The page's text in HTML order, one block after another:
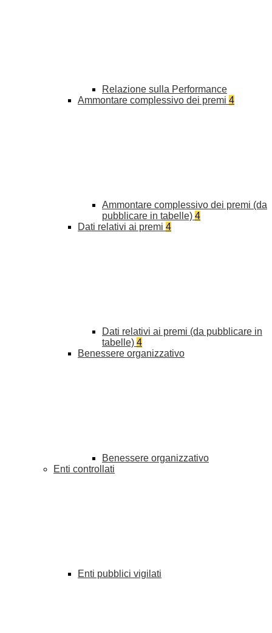
Relazione sulla Performance
Ammontare complessivo dei premi 4
Ammontare complessivo dei premi (da
pubblicare in tabelle) 4
Dati relativi ai premi 4
Dati relativi ai premi (da pubblicare in
tabelle) 4
Benessere organizzativo
Benessere organizzativo
Enti controllati
Enti pubblici vigilati